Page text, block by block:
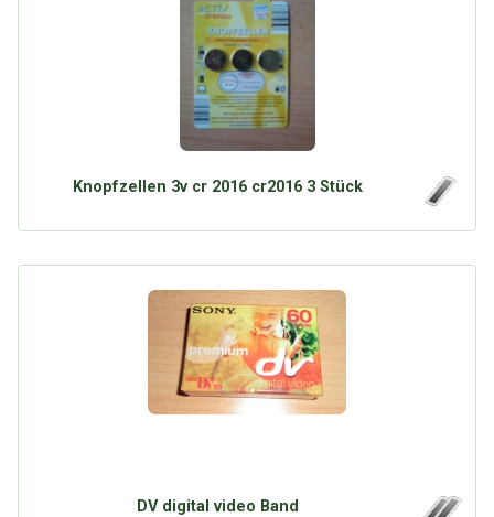
Knopfzellen 3v cr 2016 cr2016 3 Stück
DV digital video Band